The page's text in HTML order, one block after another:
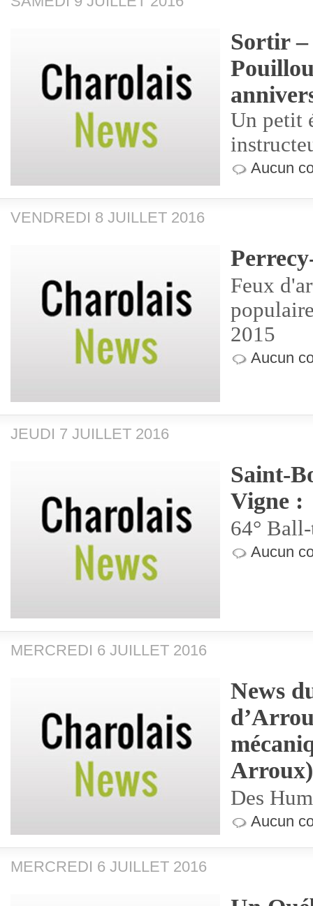
Sortir –
Un petit
Aucun
VENDREDI 8 JUILLET 2016
Feux
2015
Aucun
JEUDI 7 JUILLET 2016
Saint-
Vigne :
64°
Aucun
MERCREDI 6 JUILLET 2016
News
Arroux)
Des
Aucun
MERCREDI 6 JUILLET 2016